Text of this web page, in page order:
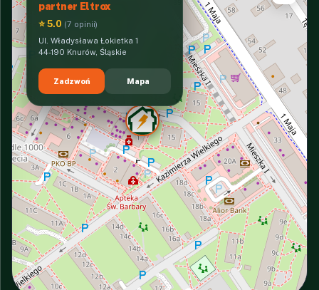
partner Eltrox
⭐ 5.0 (7 opinii)
Ul. Władysława Łokietka 1
44-190 Knurów, Śląskie
Zadzwoń Mapa
INTERACTIVE VIEW